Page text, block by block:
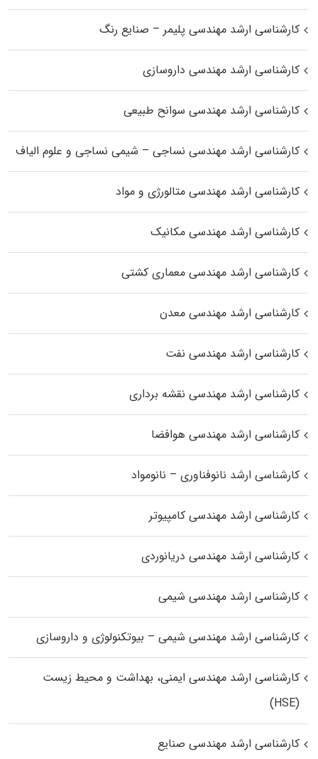
کارشناسی ارشد مهندسی پلیمر – صنایع رنگ
کارشناسی ارشد مهندسی داروسازی
کارشناسی ارشد مهندسی سوانح طبیعی
کارشناسی ارشد مهندسی نساجی – شیمی نساجی و علوم الیاف
کارشناسی ارشد مهندسی متالورژی و مواد
کارشناسی ارشد مهندسی مکانیک
کارشناسی ارشد مهندسی معماری کشتی
کارشناسی ارشد مهندسی معدن
کارشناسی ارشد مهندسی نفت
کارشناسی ارشد مهندسی نقشه برداری
کارشناسی ارشد مهندسی هوافضا
کارشناسی ارشد نانوفناوری – نانومواد
کارشناسی ارشد مهندسی کامپیوتر
کارشناسی ارشد مهندسی دریانوردی
کارشناسی ارشد مهندسی شیمی
کارشناسی ارشد مهندسی شیمی – بیوتکنولوژی و داروسازی
کارشناسی ارشد مهندسی ایمنی، بهداشت و محیط زیست
(HSE)
کارشناسی ارشد مهندسی صنایع